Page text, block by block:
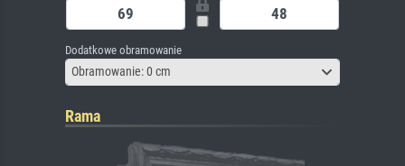
Dodatkowe obramowanie
Obramowanie: 0 cm
Rama